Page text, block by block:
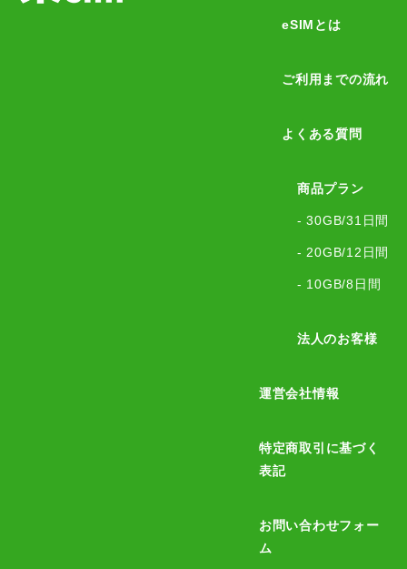
eSIMとは
ご利用までの流れ
よくある質問
商品プラン
- 30GB/31日間
- 20GB/12日間
- 10GB/8日間
法人のお客様
運営会社情報
特定商取引に基づく
表記
お問い合わせフォー
ム